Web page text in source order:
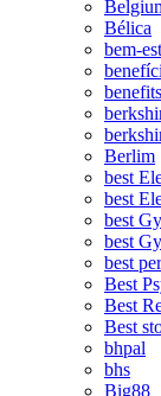
Bélica
bem-
benefits
Berlim
best
best
best
best
best
Best
Best
Best
bhpal
bhs
Big88